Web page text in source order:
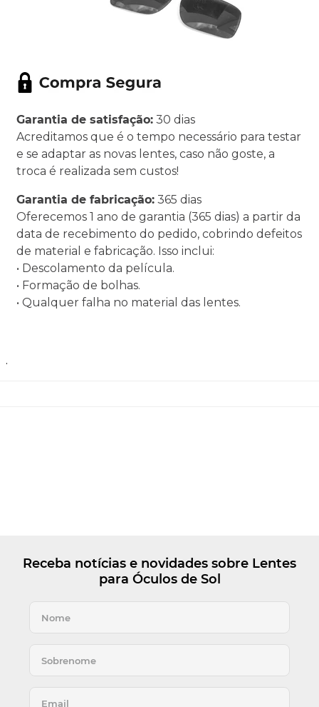
Garantia de satisfação: 30 dias
Acreditamos que é o tempo necessário para testar
e se adaptar as novas lentes, caso não goste, a
troca é realizada sem custos!
Garantia de fabricação: 365 dias
Oferecemos 1 ano de garantia (365 dias) a partir da
data de recebimento do pedido, cobrindo defeitos
de material e fabricação. Isso inclui:
• Descolamento da película.
• Formação de bolhas.
• Qualquer falha no material das lentes.
.
Receba notícias e novidades sobre Lentes
para Óculos de Sol